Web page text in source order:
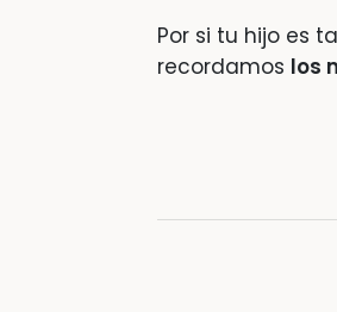
Por si tu hijo es
recordamos los